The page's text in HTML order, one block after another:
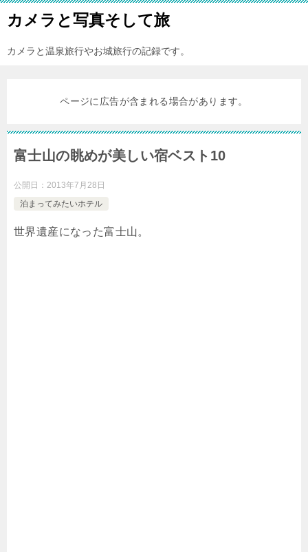
カメラと写真そして旅
カメラと温泉旅行やお城旅行の記録です。
ページに広告が含まれる場合があります。
富士山の眺めが美しい宿ベスト10
公開日： 2013年7月28日
泊まってみたいホテル
世界遺産になった富士山。